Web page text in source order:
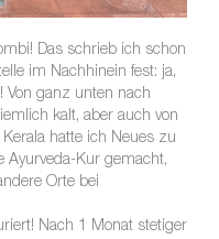
Das schrieb ich schon
im Nachhinein fest: ja,
Von ganz unten nach
kalt, aber auch von
hatte ich Neues zu
Ayurveda-Kur gemacht,
Orte bei
Nach 1 Monat stetiger